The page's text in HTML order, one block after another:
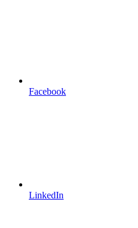
Facebook
LinkedIn